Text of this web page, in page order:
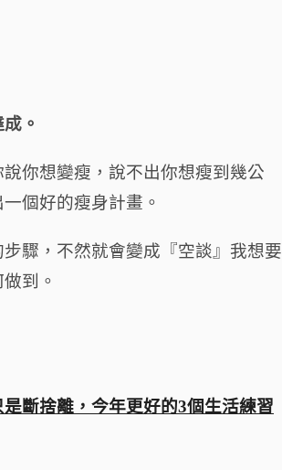
。
你想變瘦，說不出你想瘦到幾公
個好的瘦身計畫。
驟，不然就會變成『空談』我想要
到。
斷捨離，今年更好的3個生活練習